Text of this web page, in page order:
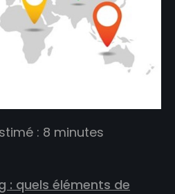
: 8 minutes
: quels éléments de